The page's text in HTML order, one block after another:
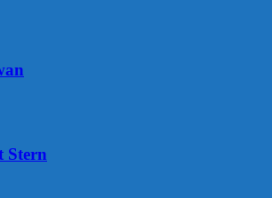
Stern